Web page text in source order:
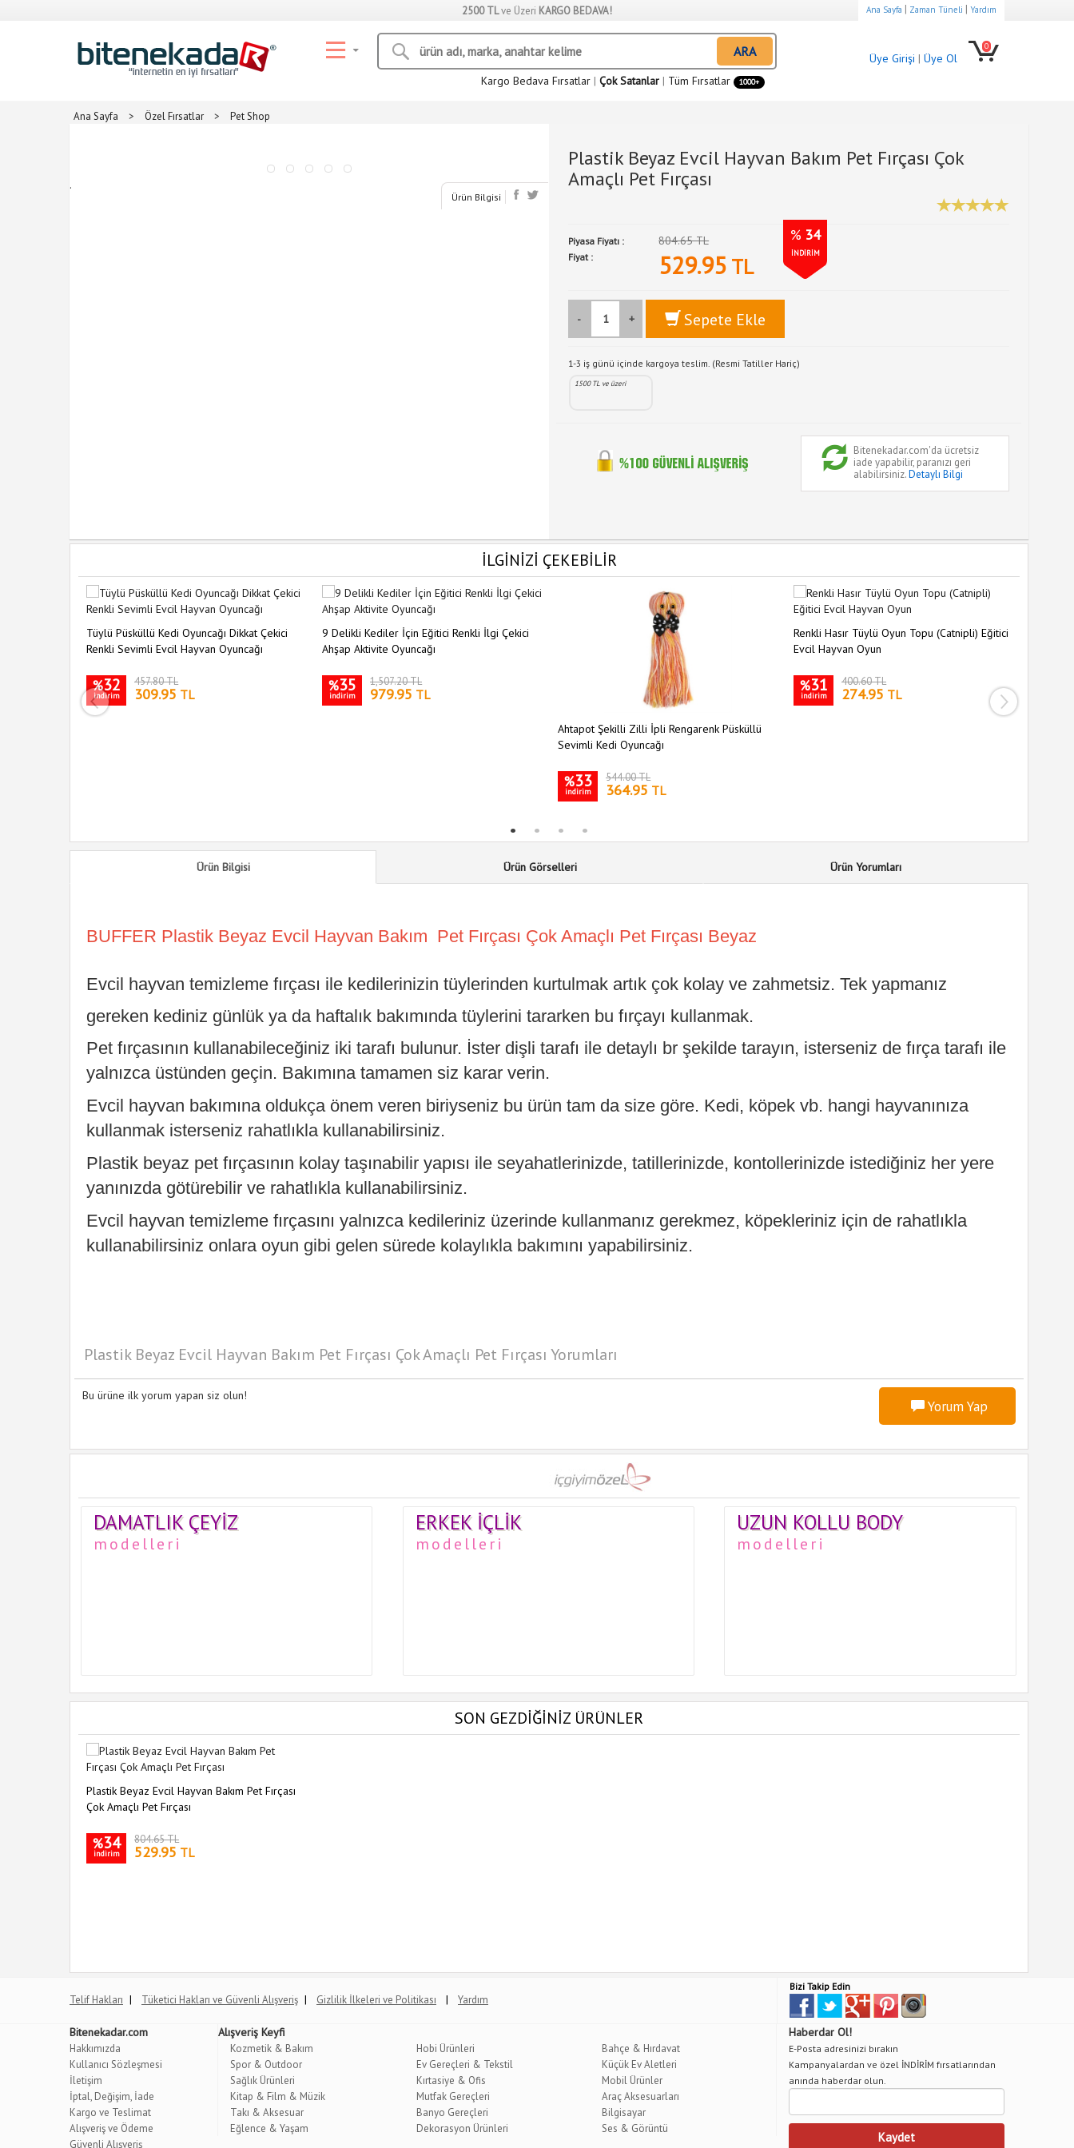
2500 TLve Üzeri KARGO BEDAVA! Ana Sayfa | Zaman Tüneli | Yardım
ARA
Kargo Bedava Fırsatlar | Çok Satanlar | Tüm Fırsatlar 1000+
Üye Girişi | Üye Ol
0
Ana Sayfa > Özel Fırsatlar > Pet Shop
.
Ürün Bilgisi
Plastik Beyaz Evcil Hayvan Bakım Pet Fırçası Çok
Amaçlı Pet Fırçası
Piyasa Fiyatı : 804.65 TL % 34
İNDİRİM
Fiyat : 529.95 TL
- + Sepete Ekle
1-3 iş günü içinde kargoya teslim. (Resmi Tatiller Hariç)
1500 TL ve üzeri
Bitenekadar.com'da ücretsiz
iade yapabilir, paranızı geri
alabilirsiniz.Detaylı Bilgi
İLGİNİZİ ÇEKEBİLİR
Tüylü Püsküllü Kedi Oyuncağı Dikkat Çekici
Renkli Sevimli Evcil Hayvan Oyuncağı
%32
indirim
457.80 TL
309.95 TL
9 Delikli Kediler İçin Eğitici Renkli İlgi Çekici
Ahşap Aktivite Oyuncağı
%35
indirim
1,507.20 TL
979.95 TL
Ahtapot Şekilli Zilli İpli Rengarenk Püsküllü
Sevimli Kedi Oyuncağı
%33
indirim
544.00 TL
364.95 TL
Renkli Hasır Tüylü Oyun Topu (Catnipli) Eğitici
Evcil Hayvan Oyun
%31
indirim
400.60 TL
274.95 TL
Ürün Bilgisi Ürün Görselleri Ürün Yorumları
BUFFER Plastik Beyaz Evcil Hayvan Bakım Pet Fırçası Çok Amaçlı Pet Fırçası Beyaz
Evcil hayvan temizleme fırçası ile kedilerinizin tüylerinden kurtulmak artık çok kolay ve zahmetsiz. Tek yapmanız
gereken kediniz günlük ya da haftalık bakımında tüylerini tararken bu fırçayı kullanmak.
Pet fırçasının kullanabileceğiniz iki tarafı bulunur. İster dişli tarafı ile detaylı br şekilde tarayın, isterseniz de fırça tarafı ile
yalnızca üstünden geçin. Bakımına tamamen siz karar verin.
Evcil hayvan bakımına oldukça önem veren biriyseniz bu ürün tam da size göre. Kedi, köpek vb. hangi hayvanınıza
kullanmak isterseniz rahatlıkla kullanabilirsiniz.
Plastik beyaz pet fırçasının kolay taşınabilir yapısı ile seyahatlerinizde, tatillerinizde, kontollerinizde istediğiniz her yere
yanınızda götürebilir ve rahatlıkla kullanabilirsiniz.
Evcil hayvan temizleme fırçasını yalnızca kedileriniz üzerinde kullanmanız gerekmez, köpekleriniz için de rahatlıkla
kullanabilirsiniz onlara oyun gibi gelen sürede kolaylıkla bakımını yapabilirsiniz.
Plastik Beyaz Evcil Hayvan Bakım Pet Fırçası Çok Amaçlı Pet Fırçası Yorumları
Bu ürüne ilk yorum yapan siz olun!
Yorum Yap
DAMATLIK ÇEYIZ
modelleri
ERKEK İÇLIK
modelleri
UZUN KOLLU BODY
modelleri
SON GEZDİĞİNİZ ÜRÜNLER
Plastik Beyaz Evcil Hayvan Bakım Pet Fırçası
Çok Amaçlı Pet Fırçası
%34
indirim
804.65 TL
529.95 TL
Telif Hakları | Tüketici Hakları ve Güvenli Alışveriş | Gizlilik İlkeleri ve Politikası | Yardım
Bizi Takip Edin
Bitenekadar.com
Hakkımızda
Kullanıcı Sözleşmesi
İletişim
İptal, Değişim, İade
Kargo ve Teslimat
Alışveriş ve Ödeme
Güvenli Alışveriş
Alışveriş Keyfi
Kozmetik & Bakım
Spor & Outdoor
Sağlık Ürünleri
Kitap & Film & Müzik
Takı & Aksesuar
Eğlence & Yaşam
Hobi Ürünleri
Ev Gereçleri & Tekstil
Kırtasiye & Ofis
Mutfak Gereçleri
Banyo Gereçleri
Dekorasyon Ürünleri
Bahçe & Hırdavat
Küçük Ev Aletleri
Mobil Ürünler
Araç Aksesuarları
Bilgisayar
Ses & Görüntü
Haberdar Ol!
E-Posta adresinizi bırakın
Kampanyalardan ve özel İNDİRİM fırsatlarından
anında haberdar olun.
Kaydet